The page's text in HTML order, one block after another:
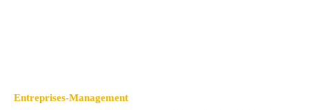
Entreprises-Management